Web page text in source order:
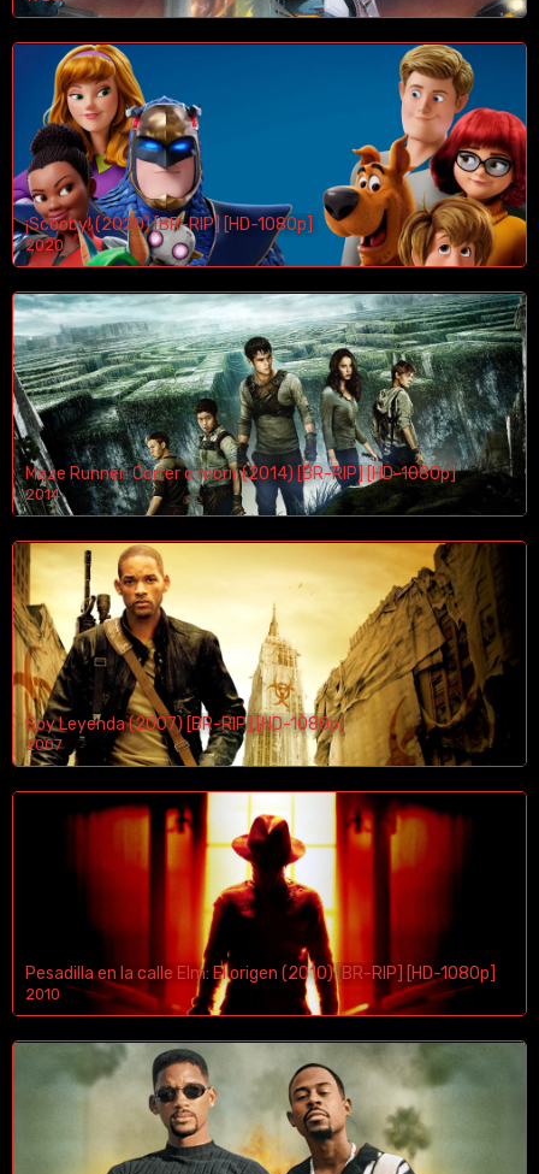
¡Scooby! (2020) [BR-RIP] [HD-1080p]
2020
1080p/720p
Maze Runner: Correr o morir (2014) [BR-RIP] [HD-1080p]
2014
1080p/720p
Soy Leyenda (2007) [BR-RIP] [HD-1080p]
2007
1080p/720p
Pesadilla en la calle Elm: El origen (2010) [BR-RIP] [HD-1080p]
2010
1080p/720p